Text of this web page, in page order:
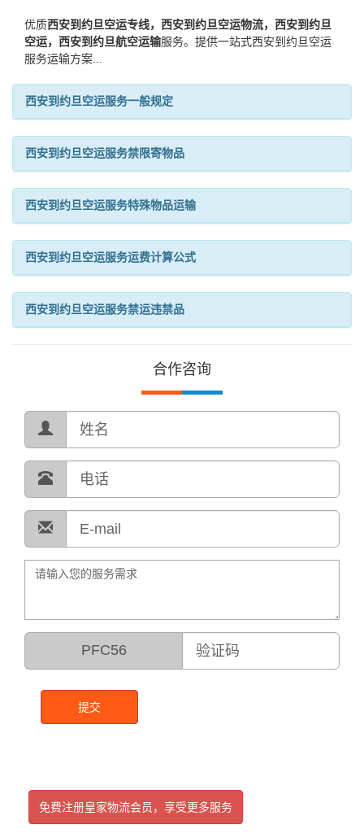
优质西安到约旦空运专线，西安到约旦空运物流，西安到约旦
空运，西安到约旦航空运输服务。提供一站式西安到约旦空运
服务运输方案...
西安到约旦空运服务一般规定
西安到约旦空运服务禁限寄物品
西安到约旦空运服务特殊物品运输
西安到约旦空运服务运费计算公式
西安到约旦空运服务禁运违禁品
合作咨询
PFC56
提交
免费注册皇家物流会员，享受更多服务